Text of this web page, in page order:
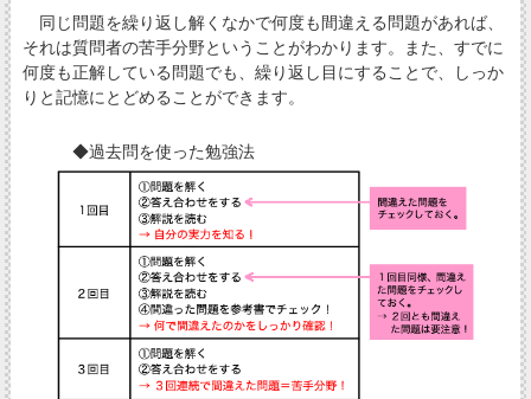
同じ問題を繰り返し解くなかで何度も間違える問題があれば、
それは質問者の苦手分野ということがわかります。また、すでに
何度も正解している問題でも、繰り返し目にすることで、しっか
りと記憶にとどめることができます。
◆過去問を使った勉強法